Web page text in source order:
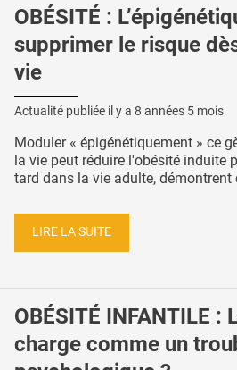
OBÉSITÉ :
supprimer le risque
vie
Actualité publiée il y a 8 années 5 mois
Moduler « épigénétiquement » ce
la vie peut réduire l'obésité induite
tard dans la vie adulte, démontrent
LIRE LA SUITE
OBÉSITÉ INFANTILE :
charge comme un